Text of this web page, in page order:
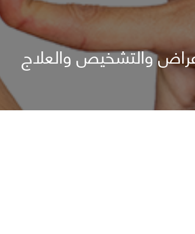
والتشخيص والعلاج